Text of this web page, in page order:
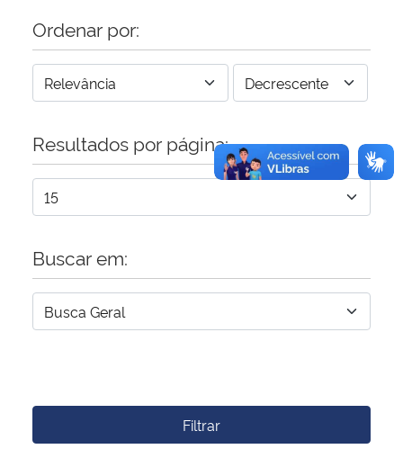
Advocacia-Geral da União
Banco Central do Brasil
Planalto
Ordenar por:
Resultados por página:
Buscar em:
Filtrar